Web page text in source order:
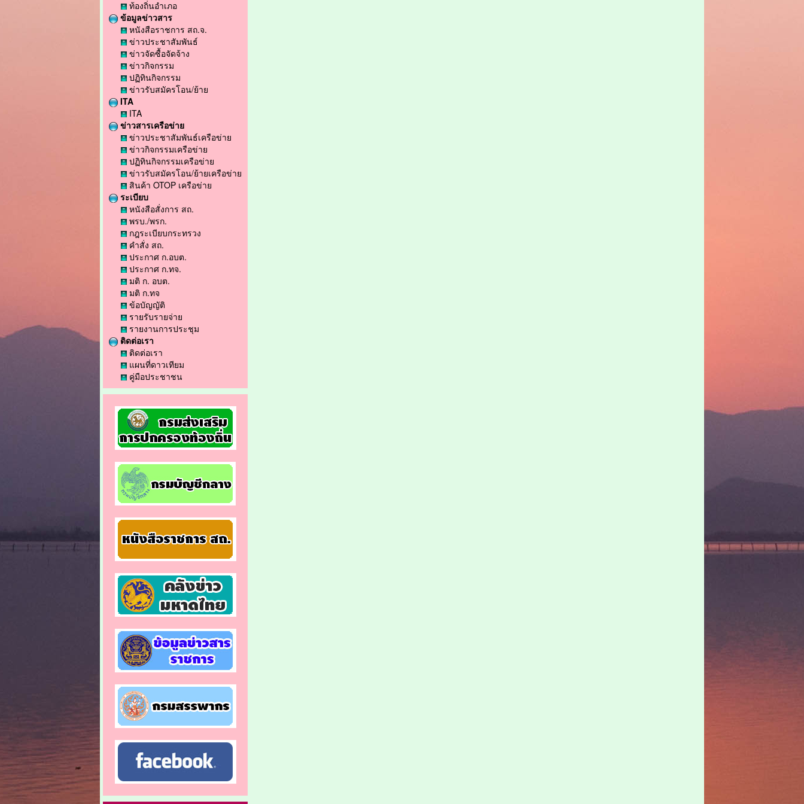
ท้องถิ่นอำเภอ
ข้อมูลข่าวสาร
หนังสือราชการ สถ.จ.
ข่าวประชาสัมพันธ์
ข่าวจัดซื้อจัดจ้าง
ข่าวกิจกรรม
ปฏิทินกิจกรรม
ข่าวรับสมัครโอน/ย้าย
ITA
ITA
ข่าวสารเครือข่าย
ข่าวประชาสัมพันธ์เครือข่าย
ข่าวกิจกรรมเครือข่าย
ปฏิทินกิจกรรมเครือข่าย
ข่าวรับสมัครโอน/ย้ายเครือข่าย
สินค้า OTOP เครือข่าย
ระเบียบ
หนังสือสั่งการ สถ.
พรบ./พรก.
กฎระเบียบกระทรวง
คำสั่ง สถ.
ประกาศ ก.อบต.
ประกาศ ก.ทจ.
มติ ก. อบต.
มติ ก.ทจ
ข้อบัญญัติ
รายรับรายจ่าย
รายงานการประชุม
ติดต่อเรา
ติดต่อเรา
แผนที่ดาวเทียม
คู่มือประชาชน